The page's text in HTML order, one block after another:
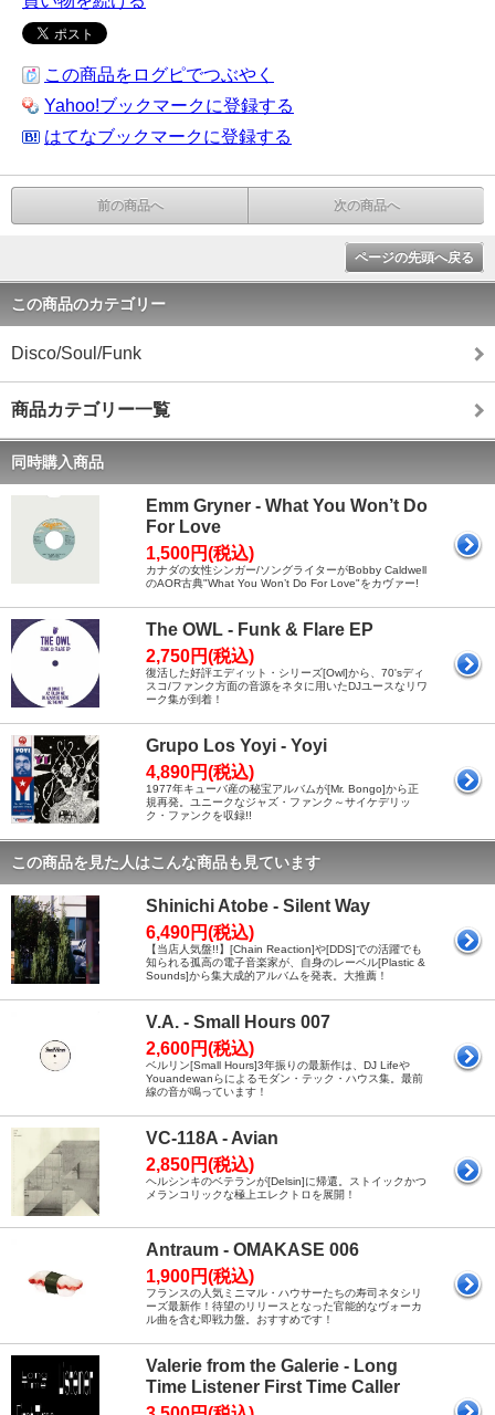
この商品をログピでつぶやく
Yahoo!ブックマークに登録する
はてなブックマークに登録する
前の商品へ 次の商品へ
ページの先頭へ戻る
この商品のカテゴリー
Disco/Soul/Funk
商品カテゴリー一覧
同時購入商品
Emm Gryner - What You Won’t Do
For Love
1,500円(税込)
カナダの女性シンガー/ソングライターがBobby Caldwell
のAOR古典"What You Won’t Do For Love"をカヴァー!
The OWL - Funk & Flare EP
2,750円(税込)
復活した好評エディット・シリーズ[Owl]から、70'sディ
スコ/ファンク方面の音源をネタに用いたDJユースなリワ
ーク集が到着！
Grupo Los Yoyi - Yoyi
4,890円(税込)
1977年キューバ産の秘宝アルバムが[Mr. Bongo]から正
規再発。ユニークなジャズ・ファンク～サイケデリッ
ク・ファンクを収録!!
この商品を見た人はこんな商品も見ています
Shinichi Atobe - Silent Way
6,490円(税込)
【当店人気盤!!】[Chain Reaction]や[DDS]での活躍でも
知られる孤高の電子音楽家が、自身のレーベル[Plastic &
Sounds]から集大成的アルバムを発表。大推薦！
V.A. - Small Hours 007
2,600円(税込)
ベルリン[Small Hours]3年振りの最新作は、DJ Lifeや
Youandewanらによるモダン・テック・ハウス集。最前
線の音が鳴っています！
VC-118A - Avian
2,850円(税込)
ヘルシンキのベテランが[Delsin]に帰還。ストイックかつ
メランコリックな極上エレクトロを展開！
Antraum - OMAKASE 006
1,900円(税込)
フランスの人気ミニマル・ハウサーたちの寿司ネタシリ
ーズ最新作！待望のリリースとなった官能的なヴォーカ
ル曲を含む即戦力盤。おすすめです！
Valerie from the Galerie - Long
Time Listener First Time Caller